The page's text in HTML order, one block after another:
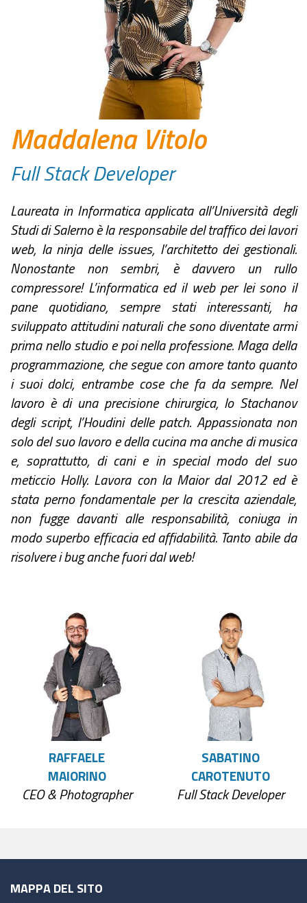
Maddalena Vitolo
Full Stack Developer
Laureata in Informatica applicata all’Università degli
Studi di Salerno è la responsabile del traffico dei lavori
web, la ninja delle issues, l’architetto dei gestionali.
Nonostante non sembri, è davvero un rullo
compressore! L’informatica ed il web per lei sono il
pane quotidiano, sempre stati interessanti, ha
sviluppato attitudini naturali che sono diventate armi
prima nello studio e poi nella professione. Maga della
programmazione, che segue con amore tanto quanto
i suoi dolci, entrambe cose che fa da sempre. Nel
lavoro è di una precisione chirurgica, lo Stachanov
degli script, l’Houdini delle patch. Appassionata non
solo del suo lavoro e della cucina ma anche di musica
e, soprattutto, di cani e in special modo del suo
meticcio Holly. Lavora con la Maior dal 2012 ed è
stata perno fondamentale per la crescita aziendale,
non fugge davanti alle responsabilità, coniuga in
modo superbo efficacia ed affidabilità. Tanto abile da
risolvere i bug anche fuori dal web!
RAFFAELE
MAIORINO
CEO & Photographer
SABATINO
CAROTENUTO
Full Stack Developer
MAPPA DEL SITO